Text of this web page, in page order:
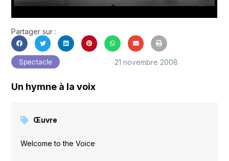
Partager sur :
Spectacle 21 novembre 2008
Un hymne à la voix
Œuvre
Welcome to the Voice